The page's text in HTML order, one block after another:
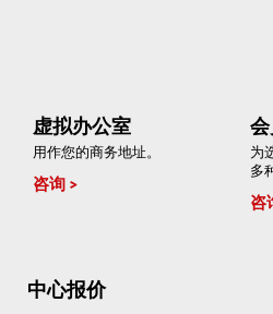
虚拟办公室
用作您的商务地址。
咨询
为
多
咨
中心报价